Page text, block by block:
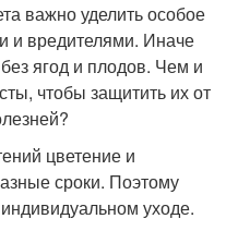
важно уделить особое
и вредителями. Иначе
ягод и плодов. Чем и
чтобы защитить их от
цветение и
сроки. Поэтому
уходе.